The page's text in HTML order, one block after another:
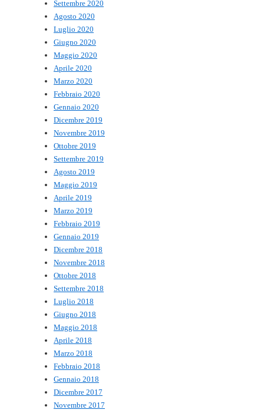
Settembre 2020
Agosto 2020
Luglio 2020
Giugno 2020
Maggio 2020
Aprile 2020
Marzo 2020
Febbraio 2020
Gennaio 2020
Dicembre 2019
Novembre 2019
Ottobre 2019
Settembre 2019
Agosto 2019
Maggio 2019
Aprile 2019
Marzo 2019
Febbraio 2019
Gennaio 2019
Dicembre 2018
Novembre 2018
Ottobre 2018
Settembre 2018
Luglio 2018
Giugno 2018
Maggio 2018
Aprile 2018
Marzo 2018
Febbraio 2018
Gennaio 2018
Dicembre 2017
Novembre 2017